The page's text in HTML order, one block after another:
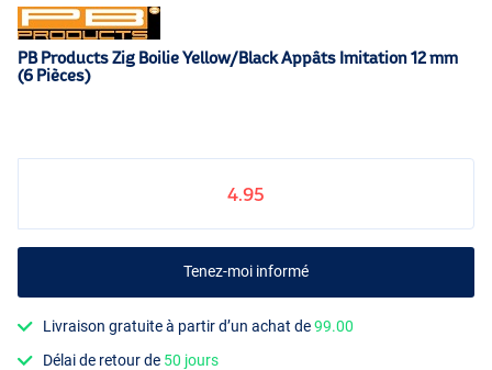
PB Products Zig Boilie Yellow/Black Appâts Imitation 12 mm
(6 Pièces)
4.95
Tenez-moi informé
Livraison gratuite à partir d’un achat de99.00
Délai de retour de 50 jours